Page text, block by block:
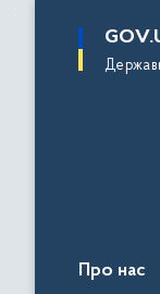
основного
Про нас